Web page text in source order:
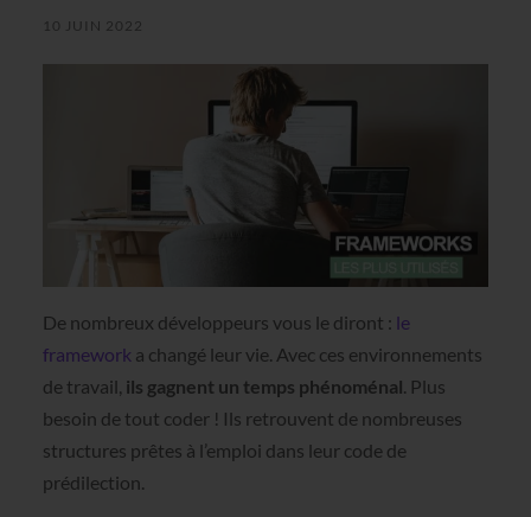
10 JUIN 2022
De nombreux développeurs vous le diront : le
framework a changé leur vie. Avec ces environnements
de travail, ils gagnent un temps phénoménal. Plus
besoin de tout coder ! Ils retrouvent de nombreuses
structures prêtes à l’emploi dans leur code de
prédilection.